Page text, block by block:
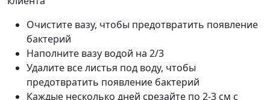
Очистите вазу, чтобы предотвратить появление
бактерий
Наполните вазу водой на 2/3
Удалите все листья под воду, чтобы
предотвратить появление бактерий
Каждые несколько дней срезайте по 2-3 см с